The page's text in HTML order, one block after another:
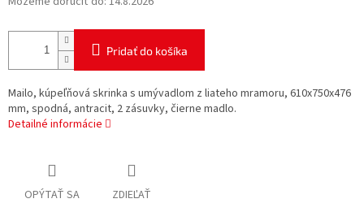
Pridať do košíka
Mailo, kúpeľňová skrinka s umývadlom z liateho mramoru, 610x750x476
mm, spodná, antracit, 2 zásuvky, čierne madlo.
Detailné informácie
OPÝTAŤ SA ZDIEĽAŤ